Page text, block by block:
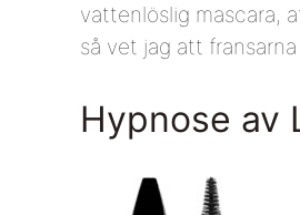
vattenlöslig mascara,
så vet jag att
Hypnose av